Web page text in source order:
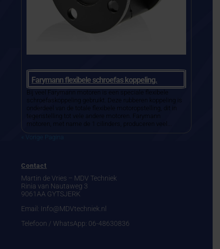
Farymann flexibele schroefas koppeling.
Bij veel Farymann motoren is een speciale flexibele
schroefaskoppeling gebruikt. Deze rubberen koppeling is
onderdeel van de totale flexibele motoropstelling, dit in
tegenstelling tot vele andere motoren. Farymann
motoren, met name de 1 cilinders, produceren veel...
« Vorige Pagina
Contact
Martin de Vries – MDV Techniek
Rinia van Nautaweg 3
9061AA GYTSJERK
Email: Info@MDVtechniek.nl
Telefoon / WhatsApp: 06-48630836